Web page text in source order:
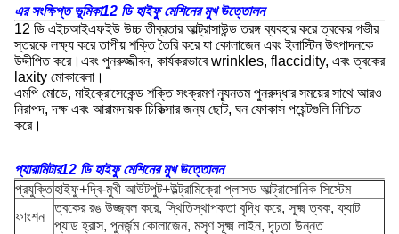
এর সংক্ষিপ্ত ভূমিকা12 ডি হাইফু মেশিনের মুখ উত্তোলন
12 ডি এইচআইএফইউ উচ্চ তীব্রতার আল্ট্রাসাউন্ড তরঙ্গ ব্যবহার করে ত্বকের গভীর
স্তরকে লক্ষ্য করে তাপীয় শক্তি তৈরি করে যা কোলাজেন এবং ইলাস্টিন উৎপাদনকে
উদ্দীপিত করে।এবং পুনরুজ্জীবন, কার্যকরভাবে wrinkles, flaccidity, এবং ত্বকের
laxity মোকাবেলা।
এমপি মোডে, মাইক্রোসেকেন্ড শক্তি সংক্রমণ ন্যূনতম পুনরুদ্ধার সময়ের সাথে আরও
নিরাপদ, দক্ষ এবং আরামদায়ক চিকিত্সার জন্য ছোট, ঘন ফোকাস পয়েন্টগুলি নিশ্চিত
করে।
প্যারামিটার12 ডি হাইফু মেশিনের মুখ উত্তোলন
প্রযুক্তিহাইফু+দ্বি-মুখী আউটপুট+উল্ট্রামিক্রো প্লাসড আল্ট্রাসোনিক সিস্টেম
ফাংশন
ত্বকের রঙ উজ্জ্বল করে, স্থিতিস্থাপকতা বৃদ্ধি করে, সূক্ষ্ম ত্বক, ফ্যাট
প্যাড হ্রাস, পুনর্জন্ম কোলাজেন, মসৃণ সূক্ষ্ম লাইন, দৃঢ়তা উন্নত